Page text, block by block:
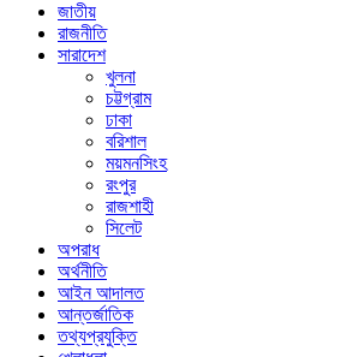
জাতীয়
রাজনীতি
সারাদেশ
খুলনা
চট্টগ্রাম
ঢাকা
বরিশাল
ময়মনসিংহ
রংপুর
রাজশাহী
সিলেট
অপরাধ
অর্থনীতি
আইন আদালত
আন্তর্জাতিক
তথ্যপ্রযুক্তি